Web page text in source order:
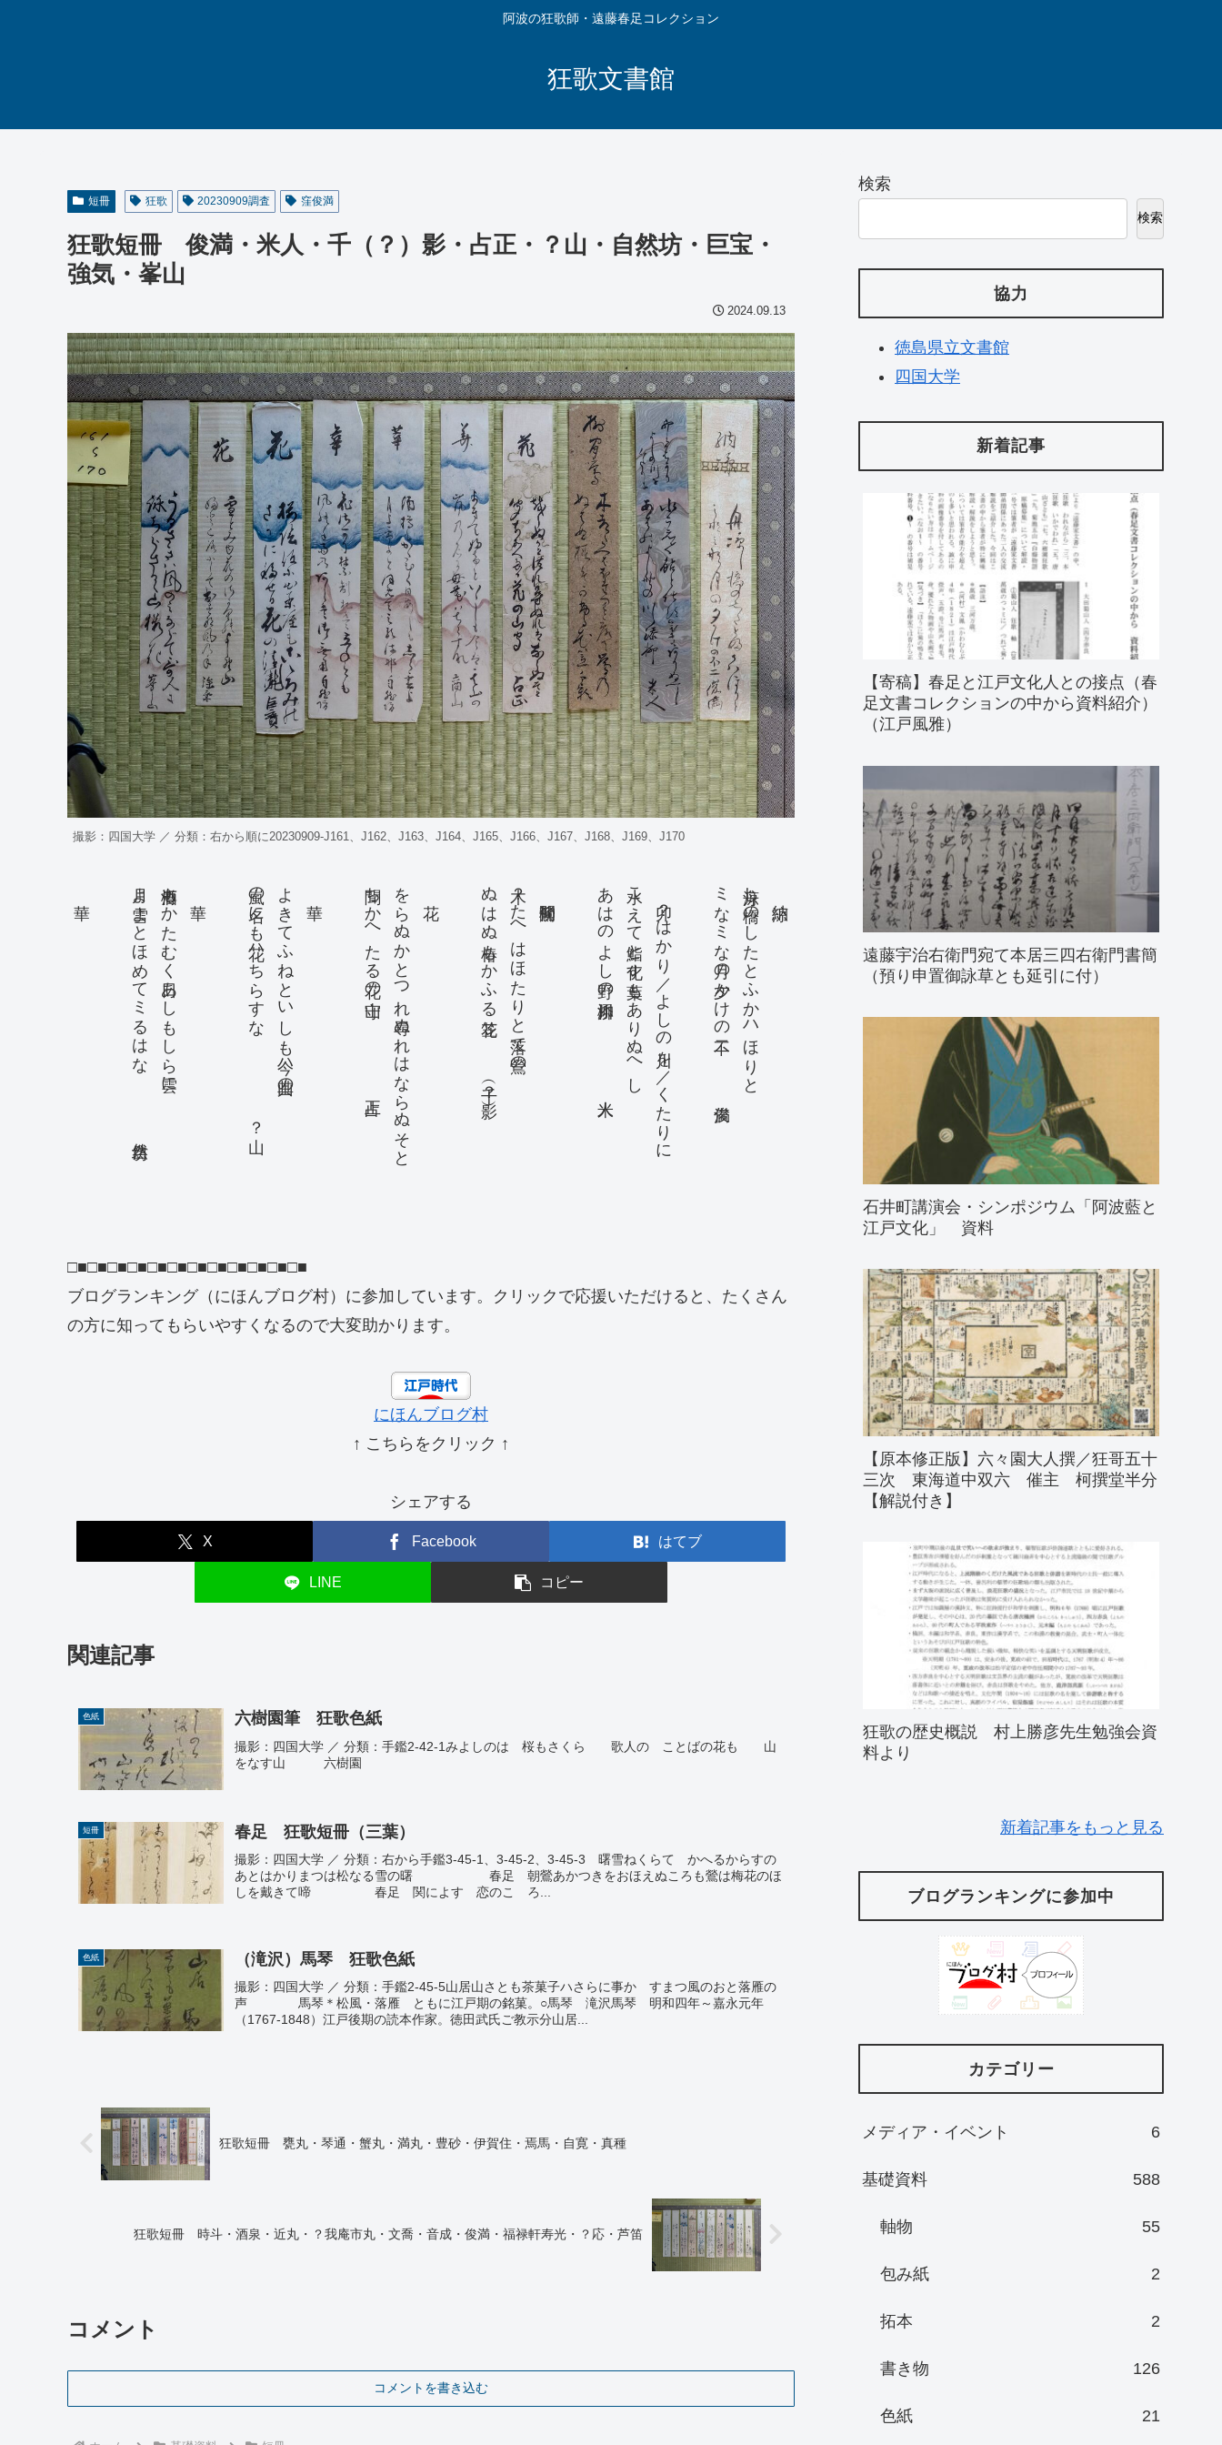
阿波の狂歌師・遠藤春足コレクション
狂歌文書館
短冊 狂歌 20230909調査 窪俊満
狂歌短冊 俊満・米人・千（？）影・占正・？山・自然坊・巨宝・
強気・峯山
2024.09.13
撮影：四国大学 ／ 分類：右から順に20230909-J161、J162、J163、J164、J165、J166、J167、J168、J169、J170
舟涼し橋のしたとふかハほりと
ミなミな月の夕かけの不二 俊満
卯？はかり／よしの川を／くたりに
水こえて鮨と化す葉もありぬへし
あはのよし野の川添柳 米人
木？たへはほたりと落て鶯の
ぬはぬ椿もかふる花笠 千（？）影
をらぬかとつれ尋ぬれはならぬそと
聞ちかへたる花の山守 占正
よきてふねといゝしも今ハ其山の
嵐の名にも花ハちらすな ？山
酒樽もかたむく日あしもしら雲に
月よ雪よとほめてミるはな 自然坊
花さかり禁制札は立ねとも
風の？雨のあしは御無用 自然坊
桜陰仮に出茶屋もこゝろみの
さかに移せる花の清滝 巨宝
雪とみゆ花のさかりのよし野山
ふところにして出すな風の手 強気
うるさきハ風のミならで哥人に
詠ちらさるゝ山桜花 峯山
□■□■□■□■□■□■□■□■□■□■□■□■
ブログランキング（にほんブログ村）に参加しています。クリックで応援いただけると、たくさん
の方に知ってもらいやすくなるので大変助かります。
にほんブログ村
↑ こちらをクリック ↑
シェアする
X Facebook はてブ
LINE コピー
関連記事
色紙 六樹園筆 狂歌色紙
撮影：四国大学 ／ 分類：手鑑2-42-1みよしのは 桜もさくら 歌人の ことばの花も 山
をなす山 六樹園
短冊 春足 狂歌短冊（三葉）
撮影：四国大学 ／ 分類：右から手鑑3-45-1、3-45-2、3-45-3 曙雪ねくらてゝかへるからすの
あとはかりまつは松なる雪の曙 春足 朝鶯あかつきをおほえぬころも鶯は梅花のほ
しを戴きて啼 春足 関によす 恋のこゝろ...
色紙 （滝沢）馬琴 狂歌色紙
撮影：四国大学 ／ 分類：手鑑2-45-5山居山さとも茶菓子ハさらに事かゝすまつ風のおと落雁の
声 馬琴＊松風・落雁 ともに江戸期の銘菓。○馬琴 滝沢馬琴 明和四年～嘉永元年
（1767-1848）江戸後期の読本作家。徳田武氏ご教示分山居...
狂歌短冊 甕丸・琴通・蟹丸・満丸・豊砂・伊賀住・焉馬・自寛・真種
狂歌短冊 時斗・酒泉・近丸・？我庵市丸・文喬・音成・俊満・福禄軒寿光・？応・芦笛
コメント
コメントを書き込む
検索
検索
協力
徳島県立文書館
四国大学
新着記事
【寄稿】春足と江戸文化人との接点（春
足文書コレクションの中から資料紹介）
（江戸風雅）
遠藤宇治右衛門宛て本居三四右衛門書簡
（預り申置御詠草とも延引に付）
石井町講演会・シンポジウム「阿波藍と
江戸文化」 資料
【原本修正版】六々園大人撰／狂哥五十
三次 東海道中双六 催主 柯撰堂半分
【解説付き】
狂歌の歴史概説 村上勝彦先生勉強会資
料より
新着記事をもっと見る
ブログランキングに参加中
カテゴリー
メディア・イベント 6
基礎資料 588
軸物 55
包み紙 2
拓本 2
書き物 126
色紙 21